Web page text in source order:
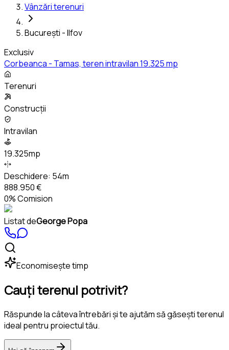
Vânzări terenuri
București - Ilfov
Exclusiv
Corbeanca - Tamas, teren intravilan 19.325 mp
Terenuri
Construcții
Intravilan
19.325mp
Deschidere: 54m
888.950 €
0% Comision
Listat deGeorge Popa
Economisește timp
Cauți terenul potrivit?
Răspunde la câteva întrebări și te ajutăm să găsești terenul
ideal pentru proiectul tău.